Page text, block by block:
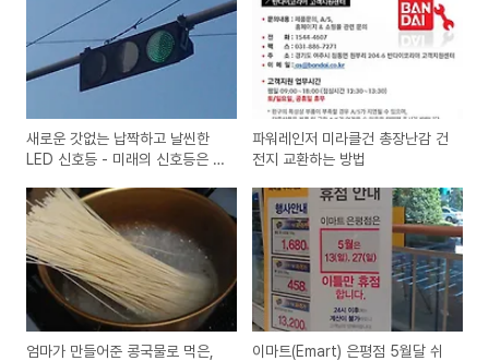
새로운 갓없는 납짝하고 날씬한
LED 신호등 - 미래의 신호등은 어
파워레인저 미라클건 총장난감 건
전지 교환하는 방법
엄마가 만들어준 콩국물로 먹은,
이마트(Emart) 은평점 5월달 쉬